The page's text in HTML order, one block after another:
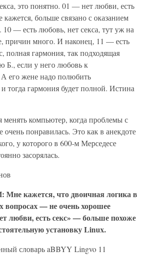
это понятно. 01 — нет любви, есть
кажется, больше связано с оказанием
— есть любовь, нет секса, тут уж на
причин много. И наконец, 11 — есть
полная гармония, так подходящая
Б., если у него любовь к
его жене надо полюбить
тогда гармония будет полной. Истина
компьютер, когда проблемы с
очень понравилась. Это как в анекдоте
у которого в 600-м Мерседесе
засорялась.
кажется, что двоичная логика в
вопросах — не очень хорошее
любви, есть секс» — больше похоже
установку Linux.
словарь aBBYY Lingvo 11